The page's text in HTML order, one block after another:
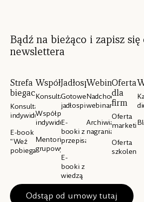
Bądź na bieżąco i zapisz się
newslettera
Strefa
biegacza
Konsultacje
indywidualne
E-book
“Weź
pobiegaj”
Współpraca
Konsultacje
Współpraca
indywidualna
Mentoring
grupowy
Jadłospisy
Gotowe
jadłospisy
E-
booki z
przepisami
E-
booki z
wiedzą
Webinary
Nadchodzące
webinary
Archiwialne
nagrania
Oferta
dla
firm
Oferta
Oferta
Odstąp od umowy tutaj